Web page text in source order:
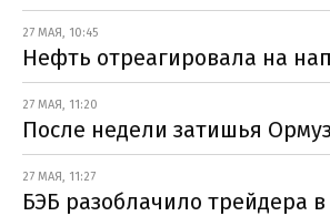
27 МАЯ, 10:45
Нефть отреагировала на
27 МАЯ, 11:20
После недели затишья
27 МАЯ, 11:27
БЭБ разоблачило трейдера